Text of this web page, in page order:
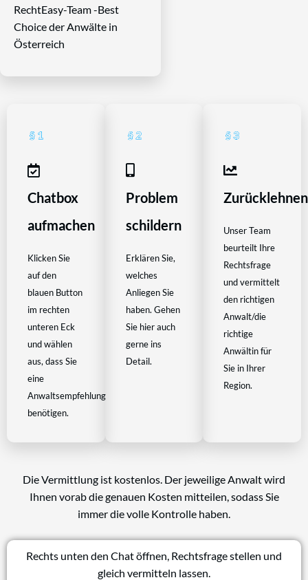
RechtEasy-Team -Best
Choice der Anwälte in
Österreich
Chatbox
aufmachen
Klicken Sie
auf den
blauen Button
im rechten
unteren Eck
und wählen
aus, dass Sie
eine
Anwaltsempfehlung
benötigen.
Problem
schildern
Erklären Sie,
welches
Anliegen Sie
haben. Gehen
Sie hier auch
gerne ins
Detail.
Zurücklehnen
Unser Team
beurteilt Ihre
Rechtsfrage
und vermittelt
den richtigen
Anwalt/die
richtige
Anwältin für
Sie in Ihrer
Region.
Die Vermittlung ist kostenlos. Der jeweilige Anwalt wird
Ihnen vorab die genauen Kosten mitteilen, sodass Sie
immer die volle Kontrolle haben.
Rechts unten den Chat öffnen, Rechtsfrage stellen und
gleich vermitteln lassen.